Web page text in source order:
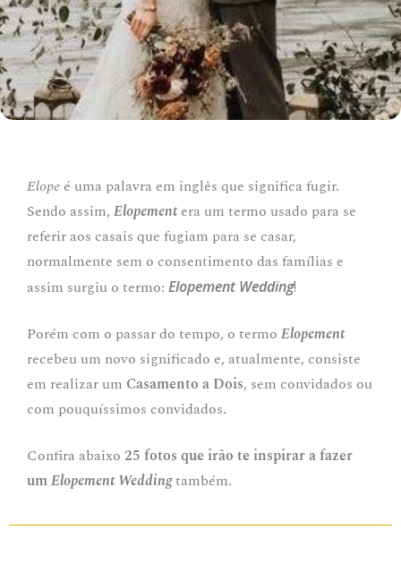
Elope é uma palavra em inglês que significa fugir.
Sendo assim, Elopementera um termo usado para se
referir aos casais que fugiam para se casar,
normalmente sem o consentimento das famílias e
assim surgiu o termo: Elopement Wedding!
Porém com o passar do tempo, o termo Elopement
recebeu um novo significado e, atualmente, consiste
em realizar um Casamento a Dois, sem convidados ou
com pouquíssimos convidados.
Confira abaixo 25 fotos que irão te inspirar a fazer
umElopement Weddingtambém.